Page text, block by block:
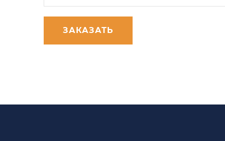
ЗАКАЗАТЬ